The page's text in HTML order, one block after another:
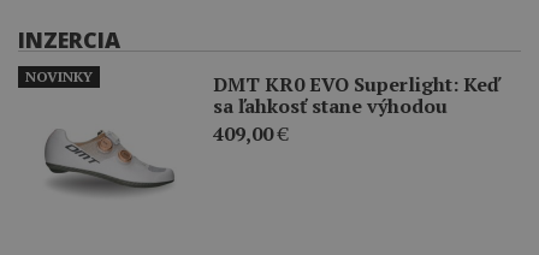
INZERCIA
DMT KR0 EVO Superlight: Keď
sa ľahkosť stane výhodou
409,00€
NOVINKY